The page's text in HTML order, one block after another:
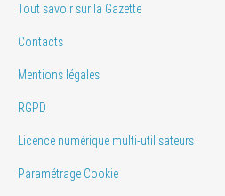
Tout savoir sur la Gazette
Contacts
Mentions légales
RGPD
Licence numérique multi-utilisateurs
Paramétrage Cookie